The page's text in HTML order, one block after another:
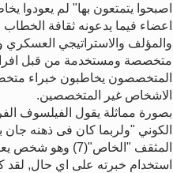
اصبحوا يتمتعون بها" لم يعودوا
والمؤلف والاستراتيجي
متخصصة ومستخدمة من قبل
المتخصصون يخاطبون خبراء
الاشخاص غير المتخصصين.
بصورة مماثلة يقول الفيلسوف
الكوني "ولربما كان فى ذهنه
المثقف
استخدام خبرته على اي حال, لقد